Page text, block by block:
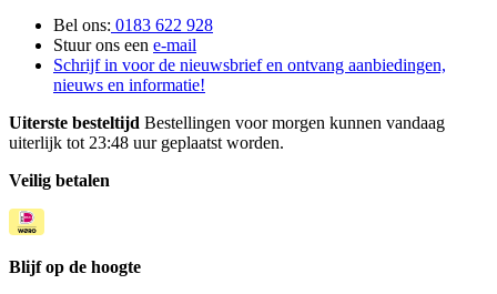
Bel ons: 0183 622 928
Stuur ons een e-mail
Schrijf in voor de nieuwsbrief en ontvang aanbiedingen,
nieuws en informatie!
Uiterste besteltijd Bestellingen voor morgen kunnen vandaag
uiterlijk tot 23:48 uur geplaatst worden.
Veilig betalen
Blijf op de hoogte